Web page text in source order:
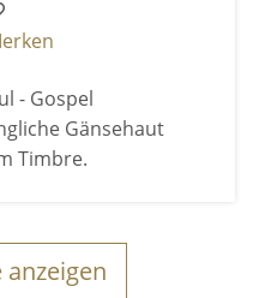
- Gospel
Gänsehaut
Timbre.
anzeigen